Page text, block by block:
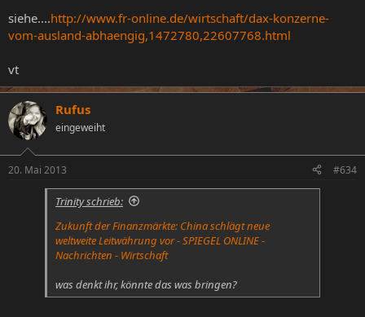
siehe....http://www.fr-online.de/wirtschaft/dax-konzerne-
vom-ausland-abhaengig,1472780,22607768.html
vt
Rufus
eingeweiht
20. Mai 2013 #634
Trinity schrieb:
Zukunft der Finanzmärkte: China schlägt neue
weltweite Leitwährung vor - SPIEGEL ONLINE -
Nachrichten - Wirtschaft
was denkt ihr, könnte das was bringen?